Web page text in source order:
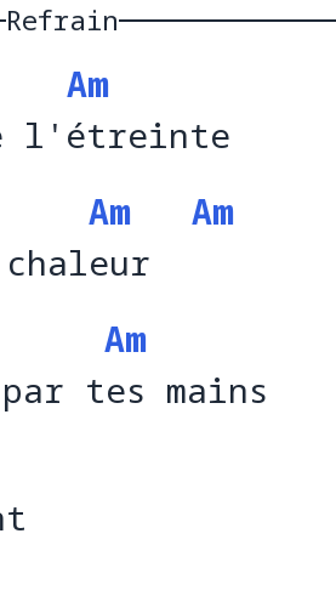
Refrain
Am
ei
l'étreinte
Am
eur
Am
tes m
Am
ai
tes mains